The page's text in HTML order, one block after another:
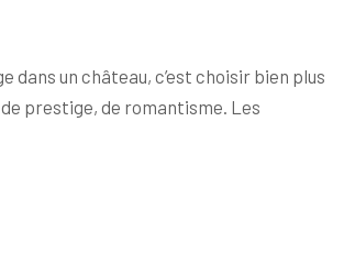
dans un château, c’est choisir bien plus
prestige, de romantisme. Les